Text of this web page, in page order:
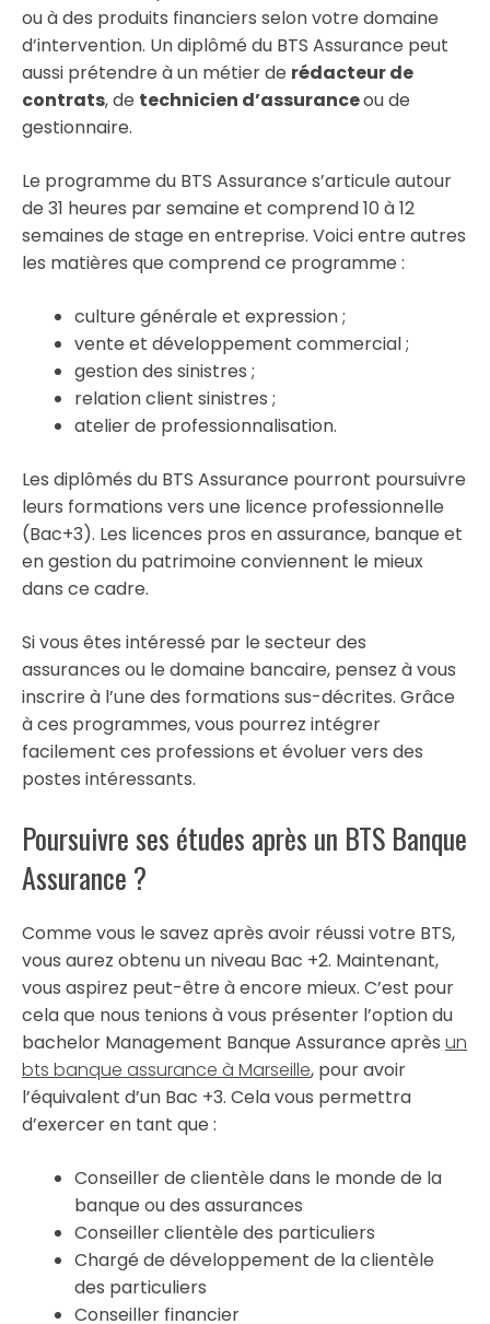
ou à des produits financiers selon votre domaine
d’intervention. Un diplômé du BTS Assurance peut
aussi prétendre à un métier de rédacteur de
contrats, de technicien d’assuranceou de
gestionnaire.
Le programme du BTS Assurance s’articule autour
de 31 heures par semaine et comprend 10 à 12
semaines de stage en entreprise. Voici entre autres
les matières que comprend ce programme :
culture générale et expression ;
vente et développement commercial ;
gestion des sinistres ;
relation client sinistres ;
atelier de professionnalisation.
Les diplômés du BTS Assurance pourront poursuivre
leurs formations vers une licence professionnelle
(Bac+3). Les licences pros en assurance, banque et
en gestion du patrimoine conviennent le mieux
dans ce cadre.
Si vous êtes intéressé par le secteur des
assurances ou le domaine bancaire, pensez à vous
inscrire à l’une des formations sus-décrites. Grâce
à ces programmes, vous pourrez intégrer
facilement ces professions et évoluer vers des
postes intéressants.
Poursuivre ses études après un BTS Banque
Assurance ?
Comme vous le savez après avoir réussi votre BTS,
vous aurez obtenu un niveau Bac +2. Maintenant,
vous aspirez peut-être à encore mieux. C’est pour
cela que nous tenions à vous présenter l’option du
bachelor Management Banque Assurance après un
bts banque assurance à Marseille, pour avoir
l’équivalent d’un Bac +3. Cela vous permettra
d’exercer en tant que :
Conseiller de clientèle dans le monde de la
banque ou des assurances
Conseiller clientèle des particuliers
Chargé de développement de la clientèle
des particuliers
Conseiller financier